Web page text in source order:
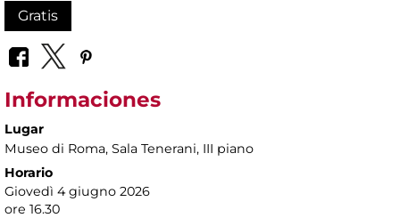
Gratis
Informaciones
Lugar
Museo di Roma, Sala Tenerani, III piano
Horario
Giovedì 4 giugno 2026
ore 16.30